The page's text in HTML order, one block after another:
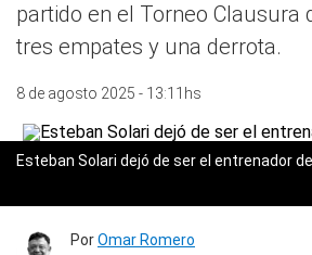
partido en el Torneo Clausura
tres empates y una derrota.
8 de agosto 2025 - 13:11hs
Esteban Solari dejó de ser el entrenador de
PorOmar Romero